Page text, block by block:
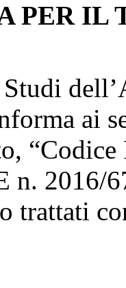
PER IL
ai
“Codice
n. 2016/
trattati